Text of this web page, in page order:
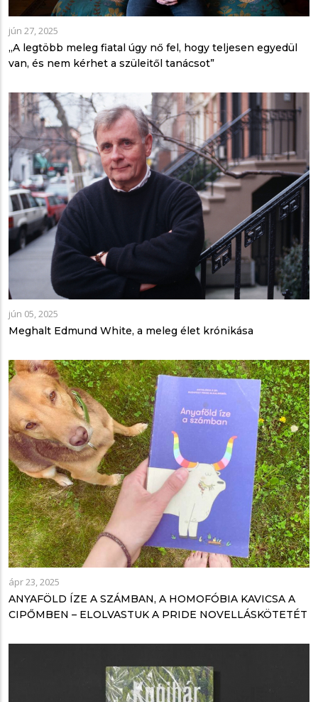
jún 27, 2025
„A legtöbb meleg fiatal úgy nő fel, hogy teljesen egyedül
van, és nem kérhet a szüleitől tanácsot”
jún 05, 2025
Meghalt Edmund White, a meleg élet krónikása
ápr 23, 2025
ANYAFÖLD ÍZE A SZÁMBAN, A HOMOFÓBIA KAVICSA A
CIPŐMBEN – ELOLVASTUK A PRIDE NOVELLÁSKÖTETÉT